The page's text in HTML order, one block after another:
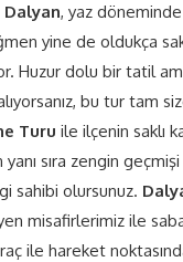
Dalyan, yaz
yine de oldukça
Huzur dolu bir tatil
bu tur tam
Turu ile ilçenin saklı
sıra zengin geçmişi
sahibi olursunuz.
misafirlerimiz ile
ile hareket